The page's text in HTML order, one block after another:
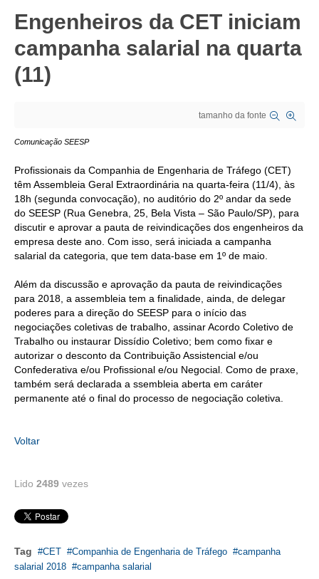
CRESCE BRASIL
CONSELHO TECNOLÓGICO
HISTÓRICO E ATUAÇÃO
CONSELHOS ASSESSORES
PERSONALIDADES DA TECNOLOGIA
NÚCLEO DA MULHER ENGENHEIRA
TRANSPARÊNCIA
JURÍDICO
CONSULTORIA
ACORDOS, CONVENÇÕES E DISSÍDIOS
CONTRIBUIÇÕES
CONTRIBUIÇÃO ASSISTENCIAL
CONTRIBUIÇÃO ASSOCIATIVA OU ANUIDADE DE SÓCIO
FGTS EXPURGOS
FGTS CORREÇÃO
LEI 4.950-A/1966 – PISO SALARIAL
Engenheiros da CET iniciam
campanha salarial na quarta
(11)
tamanho da fonte
Comunicação SEESP
Profissionais da Companhia de Engenharia de Tráfego (CET)
têm Assembleia Geral Extraordinária na quarta-feira (11/4), às
18h (segunda convocação), no auditório do 2º andar da sede
do SEESP (Rua Genebra, 25, Bela Vista – São Paulo/SP), para
discutir e aprovar a pauta de reivindicações dos engenheiros da
empresa deste ano. Com isso, será iniciada a campanha
salarial da categoria, que tem data-base em 1º de maio.
Além da discussão e aprovação da pauta de reivindicações
para 2018, a assembleia tem a finalidade, ainda, de delegar
poderes para a direção do SEESP para o início das
negociações coletivas de trabalho, assinar Acordo Coletivo de
Trabalho ou instaurar Dissídio Coletivo; bem como fixar e
autorizar o desconto da Contribuição Assistencial e/ou
Confederativa e/ou Profissional e/ou Negocial. Como de praxe,
também será declarada a ssembleia aberta em caráter
permanente até o final do processo de negociação coletiva.
Voltar
Lido 2489 vezes
Tag CET Companhia de Engenharia de Tráfego
campanha
salarial 2018
campanha salarial